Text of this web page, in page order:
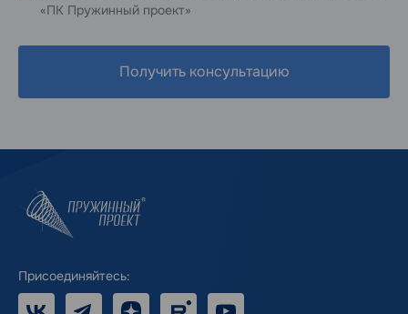
«ПК Пружинный проект»
Получить консультацию
Присоединяйтесь:
Telegram Дзен RUTUBE